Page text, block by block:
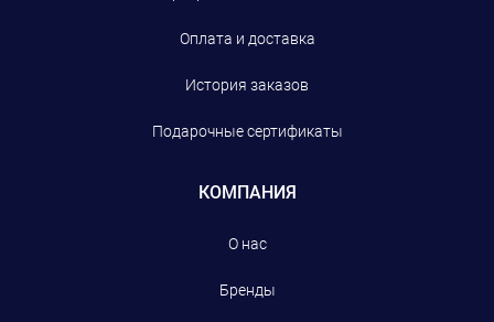
Оплата и доставка
История заказов
Подарочные сертификаты
КОМПАНИЯ
О нас
Бренды